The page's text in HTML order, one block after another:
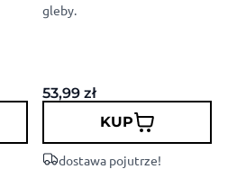
gleby.
53,99 zł
KUP
dostawa pojutrze!